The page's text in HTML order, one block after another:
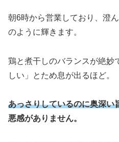
朝6時から営業しており、澄
のように輝きます。
鶏と煮干しのバランスが絶妙
しい」とため息が出るほど。
あっさりしているのに奥深い
悪感がありません。